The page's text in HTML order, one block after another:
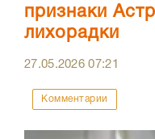
признаки
лихорадки
27.05.202607:21
Комментарии